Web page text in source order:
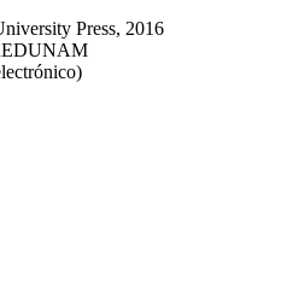
Press, 2016